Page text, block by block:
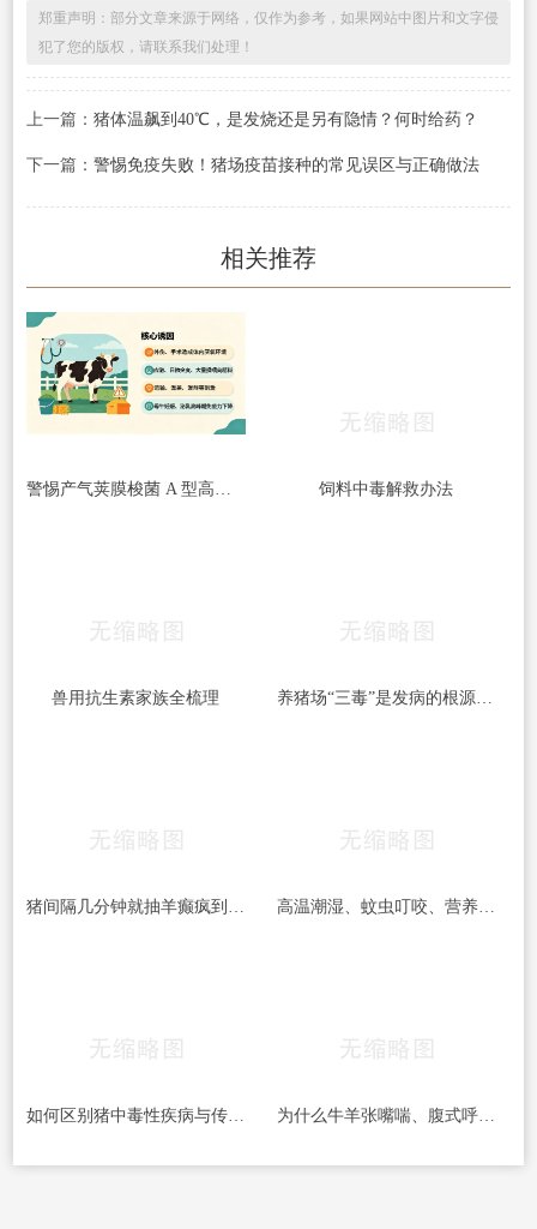
郑重声明：部分文章来源于网络，仅作为参考，如果网站中图片和文字侵
犯了您的版权，请联系我们处理！
上一篇： 猪体温飙到40℃，是发烧还是另有隐情？何时给药？
下一篇： 警惕免疫失败！猪场疫苗接种的常见误区与正确做法
相关推荐
饲料中毒解救办法
兽用抗生素家族全梳理 养猪场“三毒”是发病的根源！搞好防治很重要！
高温潮湿、蚊虫叮咬、营养不均——猪湿疹三大诱因及预防对策
如何区别猪中毒性疾病与传染病？ 为什么牛羊张嘴喘、腹式呼吸不能一上来就打氟苯尼考多西环素、卡那霉素泰乐菌素等？而是先打氨茶碱、呋塞米、地塞米松？